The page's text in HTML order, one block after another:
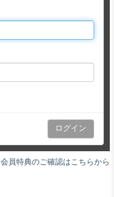
会員特典のご確認はこちらから